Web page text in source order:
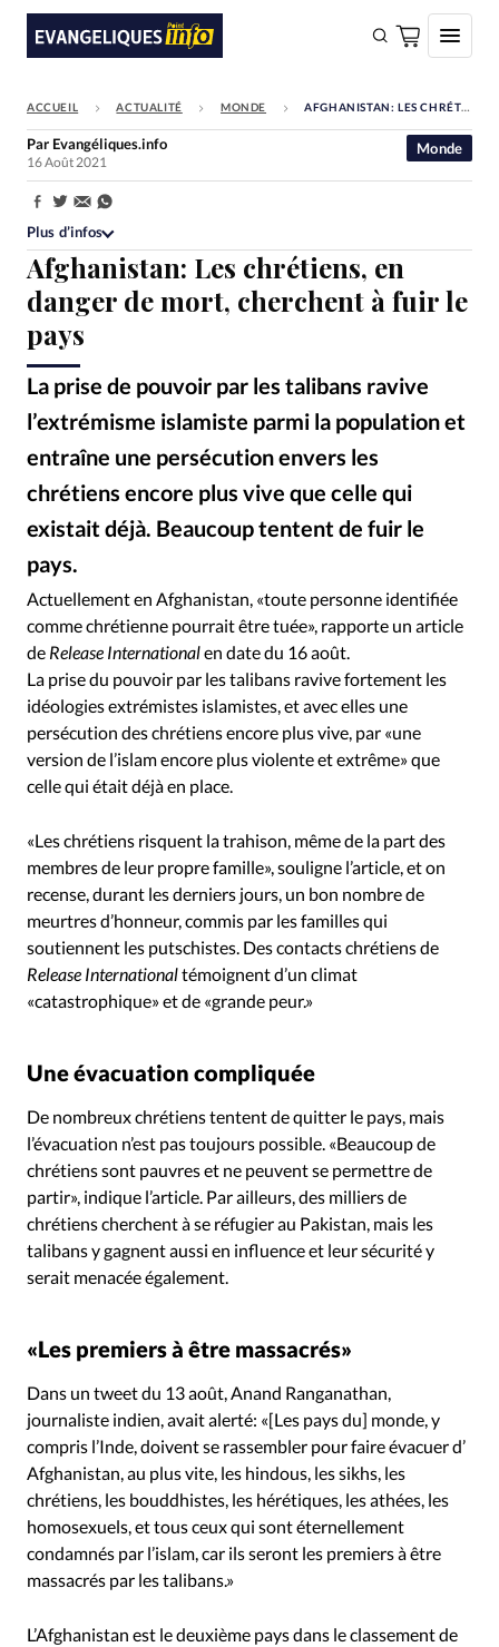
FAIRE UN DON
Faire un don
Eglises
Société
Monde
Bible
Toute l'actualité
Se connecter
Devise: CHF
RUBRIQUES
Toute l'actualité Bible Culture
Economie
Eglises
Mission
Monde People Politique
Religions
Société
ACCUEIL ACTUALITÉ MONDE AFGHANISTAN: LES CHRÉTIENS, EN DANGER DE MORT, CHERCHENT À FUIR LE PAYS
Afghanistan: Les chrétiens, en
danger de mort, cherchent à fuir le
pays
La prise de pouvoir par les talibans ravive
l’extrémisme islamiste parmi la population et
entraîne une persécution envers les
chrétiens encore plus vive que celle qui
existait déjà. Beaucoup tentent de fuir le
pays.
Monde
Par Evangéliques.info
16 Août 2021
Partager:
Plus d’infos
Actuellement en Afghanistan, «toute personne identifiée
comme chrétienne pourrait être tuée», rapporte un article
de Release Internationalen date du 16 août.
La prise du pouvoir par les talibans ravive fortement les
idéologies extrémistes islamistes, et avec elles une
persécution des chrétiens encore plus vive, par «une
version de l’islam encore plus violente et extrême» que
celle qui était déjà en place.
«Les chrétiens risquent la trahison, même de la part des
membres de leur propre famille», souligne l’article, et on
recense, durant les derniers jours, un bon nombre de
meurtres d’honneur, commis par les familles qui
soutiennent les putschistes. Des contacts chrétiens de
Release Internationaltémoignent d’un climat
«catastrophique» et de «grande peur.»
Une évacuation compliquée
De nombreux chrétiens tentent de quitter le pays, mais
l’évacuation n’est pas toujours possible. «Beaucoup de
chrétiens sont pauvres et ne peuvent se permettre de
partir», indique l’article. Par ailleurs, des milliers de
chrétiens cherchent à se réfugier au Pakistan, mais les
talibans y gagnent aussi en influence et leur sécurité y
serait menacée également.
«Les premiers à être massacrés»
Dans un tweet du 13 août, Anand Ranganathan,
journaliste indien, avait alerté: «[Les pays du] monde, y
compris l’Inde, doivent se rassembler pour faire évacuer d’
Afghanistan, au plus vite, les hindous, les sikhs, les
chrétiens, les bouddhistes, les hérétiques, les athées, les
homosexuels, et tous ceux qui sont éternellement
condamnés par l’islam, car ils seront les premiers à être
massacrés par les talibans.»
L’Afghanistan est le deuxième pays dans le classement de